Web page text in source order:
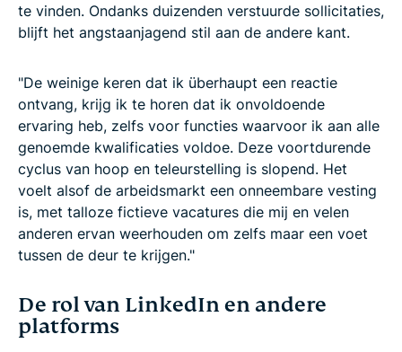
te vinden. Ondanks duizenden verstuurde sollicitaties,
blijft het angstaanjagend stil aan de andere kant.
"De weinige keren dat ik überhaupt een reactie
ontvang, krijg ik te horen dat ik onvoldoende
ervaring heb, zelfs voor functies waarvoor ik aan alle
genoemde kwalificaties voldoe. Deze voortdurende
cyclus van hoop en teleurstelling is slopend. Het
voelt alsof de arbeidsmarkt een onneembare vesting
is, met talloze fictieve vacatures die mij en velen
anderen ervan weerhouden om zelfs maar een voet
tussen de deur te krijgen."
De rol van LinkedIn en andere
platforms